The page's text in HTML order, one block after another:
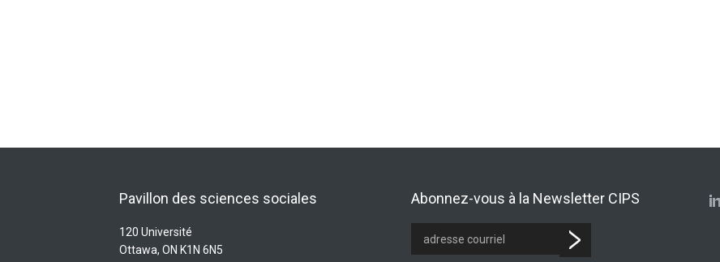
Pavillon des sciences sociales
120 Université
Ottawa, ON K1N 6N5
Abonnez-vous à la Newsletter CIPS